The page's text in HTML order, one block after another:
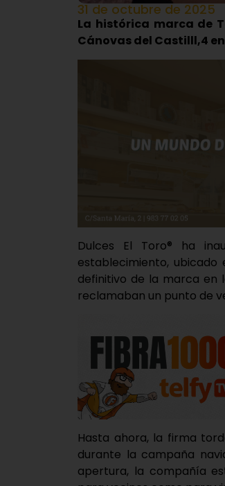
31 de octubre de 2025
La histórica marca de
Cánovas del Castilll,4
Dulces El Toro® ha
establecimiento,
definitivo de la marca en
reclamaban un punto de
Hasta ahora, la firma
durante la campaña
apertura, la compañía